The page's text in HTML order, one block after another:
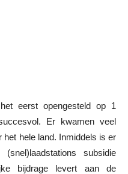
eerst opengesteld op 1
Er kwamen veel
hele land. Inmiddels is er
subsidie
bijdrage levert aan de